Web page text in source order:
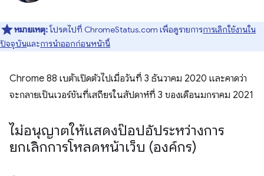
หมายเหตุ:โปรดไปที่ ChromeStatus.com เพื่อดูรายการการเลิกใช้งานใน
ปัจจุบันและการนําออกก่อนหน้านี้
Chrome 88 เบต้าเปิดตัวไปเมื่อวันที่ 3 ธันวาคม 2020 และคาดว่า
จะกลายเป็นเวอร์ชันที่เสถียรในสัปดาห์ที่ 3 ของเดือนมกราคม 2021
ไม่อนุญาตให้แสดงป๊อปอัประหว่างการ
ยกเลิกการโหลดหน้าเว็บ (องค์กร)